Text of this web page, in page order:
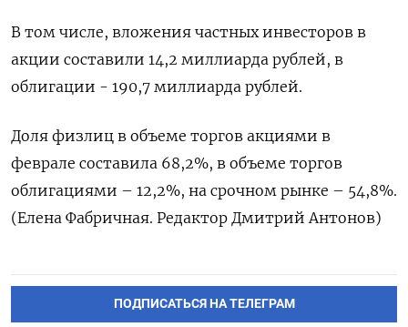
В том числе, вложения частных инвесторов в
акции составили 14,2 миллиарда рублей, в
облигации - 190,7 миллиарда рублей.
Доля ​физлиц ⁠в объеме торгов акциями в
феврале ‌составила 68,2%, в объеме ‌торгов
облигациями – 12,2%, на ​срочном рынке – 54,8%.
(Елена Фабричная. Редактор ‌Дмитрий Антонов)
ПОДПИСАТЬСЯ НА ТЕЛЕГРАМ